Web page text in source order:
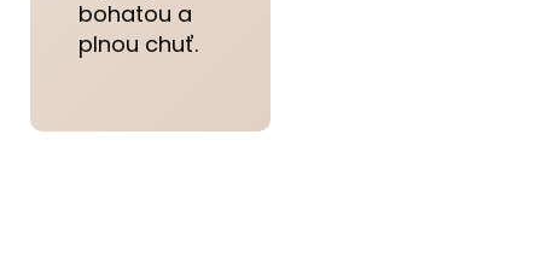
bohatou a
plnou chuť.